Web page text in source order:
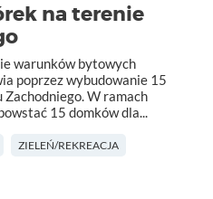
na terenie
warunków bytowych
poprzez wybudowanie 15
W ramach
15 domków dla...
ZIELEŃ/REKREACJA